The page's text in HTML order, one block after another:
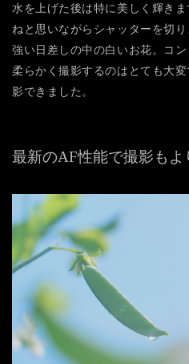
水を上げた後は特に美しく輝き
ねと思いながらシャッターを切り
強い日差しの中の白いお花。コン
柔らかく撮影するのはとても大
影できました。
最新のAF性能で撮影もよ